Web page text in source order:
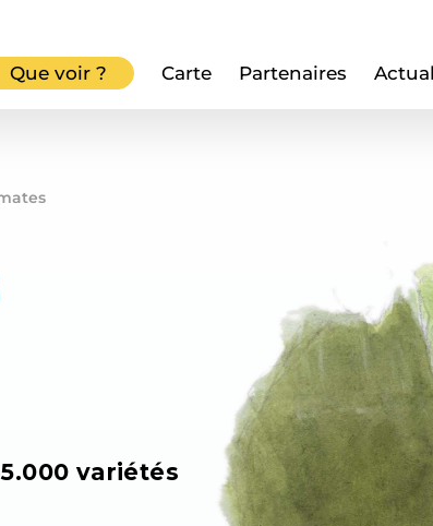
Que voir ? Carte Partenaires
variétés